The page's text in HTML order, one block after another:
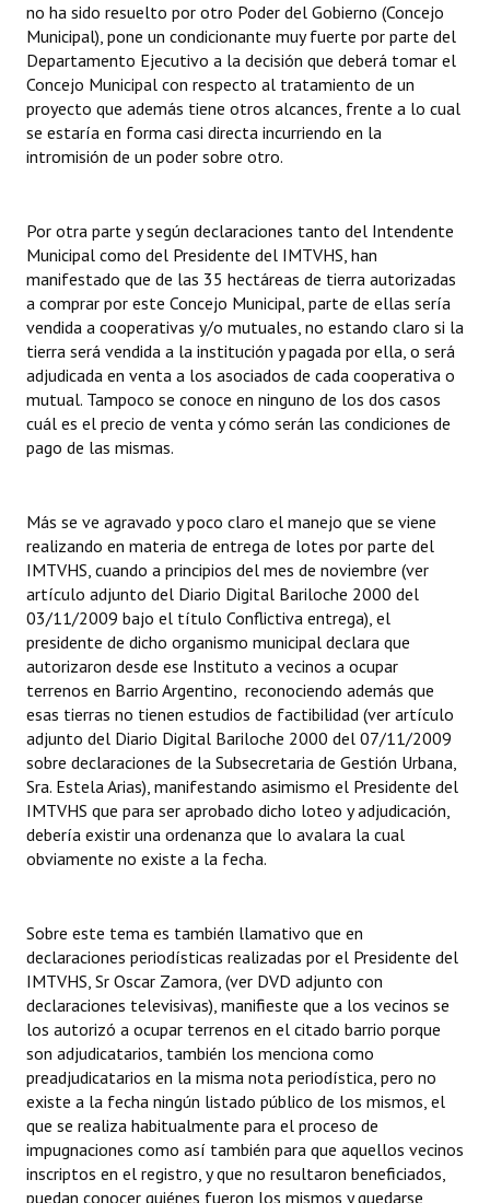
no ha sido resuelto por otro Poder del Gobierno (Concejo
Municipal), pone un condicionante muy fuerte por parte del
Departamento Ejecutivo a la decisión que deberá tomar el
Concejo Municipal con respecto al tratamiento de un
proyecto que además tiene otros alcances, frente a lo cual
se estaría en forma casi directa incurriendo en la
intromisión de un poder sobre otro.
Por otra parte y según declaraciones tanto del Intendente
Municipal como del Presidente del IMTVHS, han
manifestado que de las 35 hectáreas de tierra autorizadas
a comprar por este Concejo Municipal, parte de ellas sería
vendida a cooperativas y/o mutuales, no estando claro si la
tierra será vendida a la institución y pagada por ella, o será
adjudicada en venta a los asociados de cada cooperativa o
mutual. Tampoco se conoce en ninguno de los dos casos
cuál es el precio de venta y cómo serán las condiciones de
pago de las mismas.
Más se ve agravado y poco claro el manejo que se viene
realizando en materia de entrega de lotes por parte del
IMTVHS, cuando a principios del mes de noviembre (ver
artículo adjunto del Diario Digital Bariloche 2000 del
03/11/2009 bajo el título Conflictiva entrega), el
presidente de dicho organismo municipal declara que
autorizaron desde ese Instituto a vecinos a ocupar
terrenos en Barrio Argentino, reconociendo además que
esas tierras no tienen estudios de factibilidad (ver artículo
adjunto del Diario Digital Bariloche 2000 del 07/11/2009
sobre declaraciones de la Subsecretaria de Gestión Urbana,
Sra. Estela Arias), manifestando asimismo el Presidente del
IMTVHS que para ser aprobado dicho loteo y adjudicación,
debería existir una ordenanza que lo avalara la cual
obviamente no existe a la fecha.
Sobre este tema es también llamativo que en
declaraciones periodísticas realizadas por el Presidente del
IMTVHS, Sr Oscar Zamora, (ver DVD adjunto con
declaraciones televisivas), manifieste que a los vecinos se
los autorizó a ocupar terrenos en el citado barrio porque
son adjudicatarios, también los menciona como
preadjudicatarios en la misma nota periodística, pero no
existe a la fecha ningún listado público de los mismos, el
que se realiza habitualmente para el proceso de
impugnaciones como así también para que aquellos vecinos
inscriptos en el registro, y que no resultaron beneficiados,
puedan conocer quiénes fueron los mismos y quedarse